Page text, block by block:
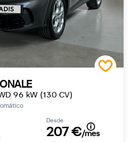
96 kW (130 CV)
Desde
207 €/mes